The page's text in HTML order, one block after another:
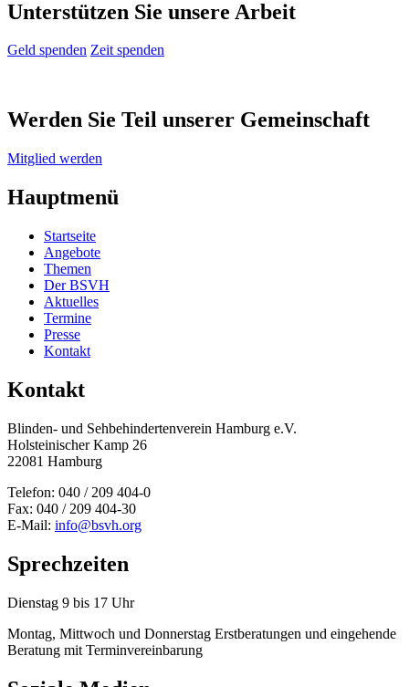
Unterstützen Sie unsere Arbeit
Geld spenden Zeit spenden
Werden Sie Teil unserer Gemeinschaft
Mitglied werden
Hauptmenü
Startseite
Angebote
Themen
Der BSVH
Aktuelles
Termine
Presse
Kontakt
Kontakt
Blinden- und Sehbehinderten­verein Hamburg e.V.
Holsteinischer Kamp 26
22081 Hamburg
Telefon: 040 / 209 404-0
Fax: 040 / 209 404-30
E-Mail: info@bsvh.org
Sprechzeiten
Dienstag 9 bis 17 Uhr
Montag, Mittwoch und Donnerstag Erstberatungen und eingehende
Beratung mit Terminvereinbarung